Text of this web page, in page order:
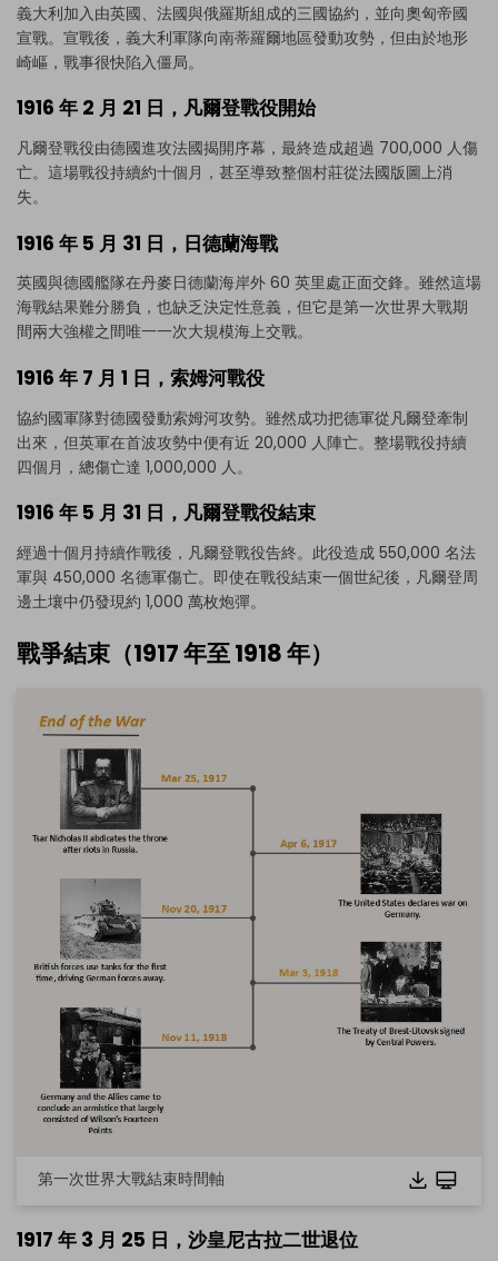
eddx 檔案需使用 EdrawMax 開啟。
如果你尚未安裝 EdrawMax，可透過下方
免費下載
EdrawMax。
你也可以透過下方
免費試用
義大利加入由英國、法國與俄羅斯組成的三國協約，並向奧匈帝國
宣戰。宣戰後，義大利軍隊向南蒂羅爾地區發動攻勢，但由於地形
崎嶇，戰事很快陷入僵局。
1916 年 2 月 21 日，凡爾登戰役開始
凡爾登戰役由德國進攻法國揭開序幕，最終造成超過 700,000 人傷
亡。這場戰役持續約十個月，甚至導致整個村莊從法國版圖上消
失。
1916 年 5 月 31 日，日德蘭海戰
英國與德國艦隊在丹麥日德蘭海岸外 60 英里處正面交鋒。雖然這場
海戰結果難分勝負，也缺乏決定性意義，但它是第一次世界大戰期
間兩大強權之間唯一一次大規模海上交戰。
1916 年 7 月 1 日，索姆河戰役
協約國軍隊對德國發動索姆河攻勢。雖然成功把德軍從凡爾登牽制
出來，但英軍在首波攻勢中便有近 20,000 人陣亡。整場戰役持續
四個月，總傷亡達 1,000,000 人。
1916 年 5 月 31 日，凡爾登戰役結束
經過十個月持續作戰後，凡爾登戰役告終。此役造成 550,000 名法
軍與 450,000 名德軍傷亡。即使在戰役結束一個世紀後，凡爾登周
邊土壤中仍發現約 1,000 萬枚炮彈。
戰爭結束（1917 年至 1918 年）
第一次世界大戰結束時間軸
1917 年 3 月 25 日，沙皇尼古拉二世退位